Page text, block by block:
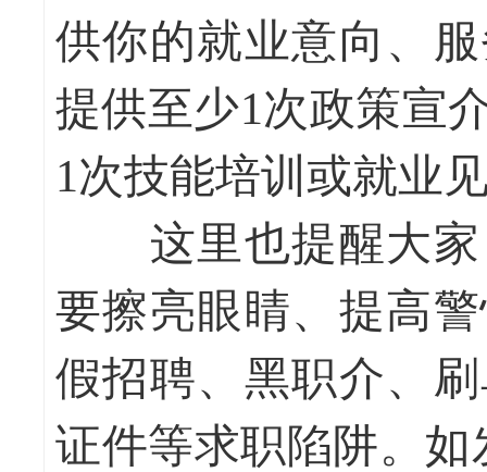
供你的就业意向、
提供至少1次政策宣
1次技能培训或就业
这里也提醒大家
要擦亮眼睛、提高
假招聘、黑职介、
证件等求职陷阱。如